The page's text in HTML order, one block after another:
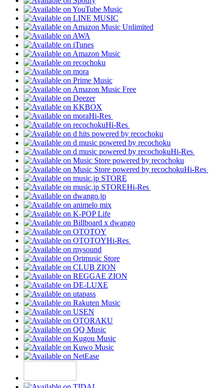
Hi-Res
Hi-Res
Hi-Res
Hi-Res
Hi-Res
Hi-Res